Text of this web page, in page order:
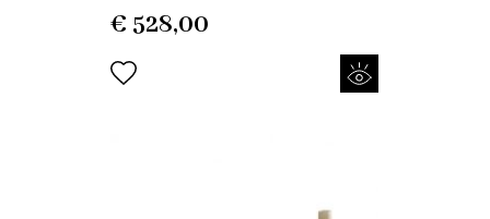
€ 528,00